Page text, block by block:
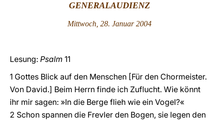
GENERALAUDIENZ
Mittwoch, 28. Januar 2004
Lesung: Psalm 11
1 Gottes Blick auf den Menschen [Für den Chormeister.
Von David.] Beim Herrn finde ich Zuflucht. Wie könnt
ihr mir sagen: »In die Berge flieh wie ein Vogel?«
2 Schon spannen die Frevler den Bogen, sie legen den